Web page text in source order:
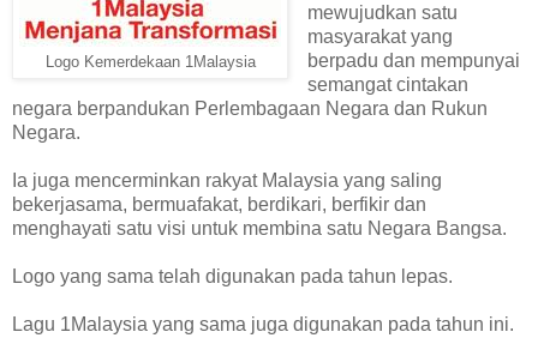
Logo Kemerdekaan 1Malaysia
mewujudkan satu
masyarakat yang
berpadu dan mempunyai
semangat cintakan
negara berpandukan Perlembagaan Negara dan Rukun
Negara.
Ia juga mencerminkan rakyat Malaysia yang saling
bekerjasama, bermuafakat, berdikari, berfikir dan
menghayati satu visi untuk membina satu Negara Bangsa.
Logo yang sama telah digunakan pada tahun lepas.
Lagu 1Malaysia yang sama juga digunakan pada tahun ini.